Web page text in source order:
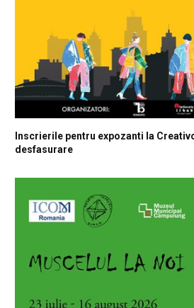
Inscrierile pentru expozanti la
desfasurare